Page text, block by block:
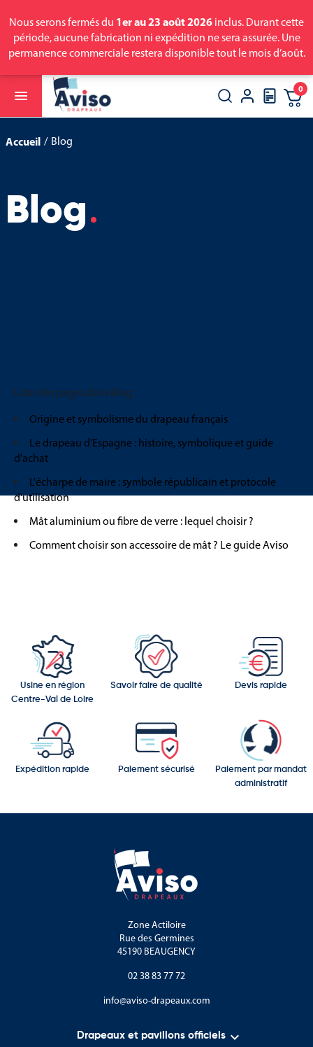
Nous serons fermés du 1er au 23 août 2026 inclus. Durant cette
période, aucune fabrication ni expédition ne sera assurée. Une
permanence commerciale restera disponible tout le mois d’août.
 0
Accueil Blog
Blog
Liste des pages dans Blog :
Origine et symbolisme du drapeau français
Le drapeau d'Espagne : histoire, symbolique et guide
d'achat
L'écharpe de maire : symbole républicain et protocole
d'utilisation
Mât aluminium ou fibre de verre : lequel choisir ?
Comment choisir son accessoire de mât ? Le guide Aviso
Usine en région
Centre-Val de Loire
Savoir faire de qualité Devis rapide
Expédition rapide Paiement sécurisé
Paiement par mandat
administratif
Zone Actiloire
Rue des Germines
45190 BEAUGENCY
02 38 83 77 72
info@aviso-drapeaux.com
Drapeaux et pavillons officiels 